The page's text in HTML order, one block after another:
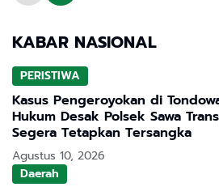
KABAR NASIONAL
PERISTIWA
Kasus Pengeroyokan di
Hukum Desak Polsek Sawa
Segera Tetapkan Tersangka
Agustus 10, 2026
Daerah